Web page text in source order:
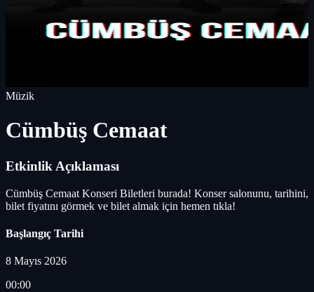
Müzik
Cümbüş Cemaat
Etkinlik Açıklaması
Cümbüş Cemaat Konseri Biletleri burada! Konser salonunu, tarihini,
bilet fiyatını görmek ve bilet almak için hemen tıkla!
Başlangıç Tarihi
8 Mayıs 2026
00:00